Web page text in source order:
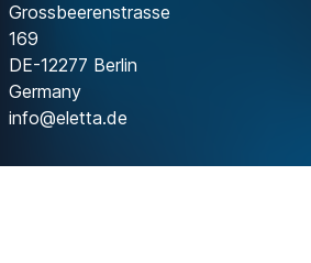
Grossbeerenstrasse
169
DE-12277 Berlin
Germany
info@eletta.de